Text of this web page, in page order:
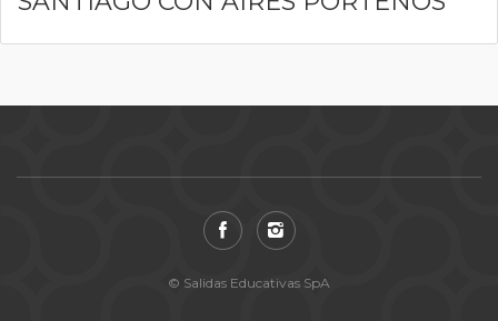
© Salidas Educativas SpA